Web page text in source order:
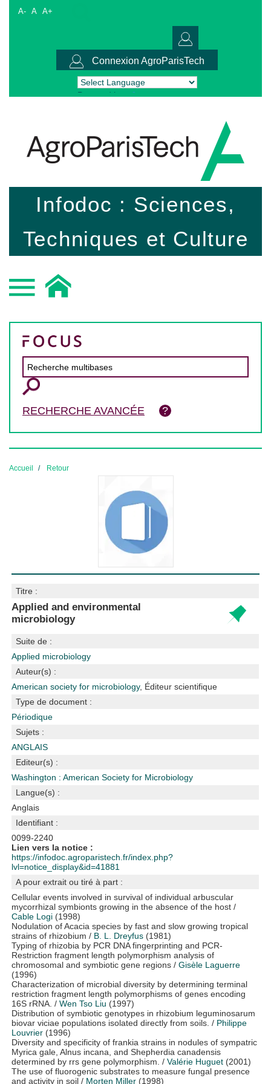
A- A A+
Connexion AgroParisTech
Powered by Translate
Infodoc : Sciences,
Techniques et Culture
RECHERCHE AVANCÉE
Accueil Retour
Titre :
Applied and environmental
microbiology
Suite de :
Applied microbiology
Auteur(s) :
American society for microbiology, Éditeur scientifique
Type de document :
Périodique
Sujets :
ANGLAIS
Editeur(s) :
Washington : American Society for Microbiology
Langue(s) :
Anglais
Identifiant :
0099-2240
Lien vers la notice :
https://infodoc.agroparistech.fr/index.php?
lvl=notice_display&id=41881
A pour extrait ou tiré à part :
Cellular events involved in survival of individual arbuscular
mycorrhizal symbionts growing in the absence of the host /
Cable Logi (1998)
Nodulation of Acacia species by fast and slow growing tropical
strains of rhizobium / B. L. Dreyfus (1981)
Typing of rhizobia by PCR DNA fingerprinting and PCR-
Restriction fragment length polymorphism analysis of
chromosomal and symbiotic gene regions /Gisèle Laguerre
(1996)
Characterization of microbial diversity by determining terminal
restriction fragment length polymorphisms of genes encoding
16S rRNA. /Wen Tso Liu (1997)
Distribution of symbiotic genotypes in rhizobium leguminosarum
biovar viciae populations isolated directly from soils. / Philippe
Louvrier (1996)
Diversity and specificity of frankia strains in nodules of sympatric
Myrica gale, Alnus incana, and Shepherdia canadensis
determined by rrs gene polymorphism. /Valérie Huguet (2001)
The use of fluorogenic substrates to measure fungal presence
and activity in soil / Morten Miller (1998)